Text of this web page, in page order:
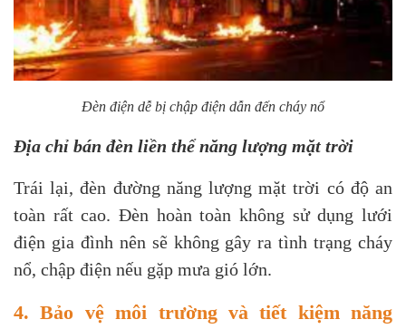
Đèn điện dễ bị chập điện dẫn đến cháy nổ
Địa chỉ bán đèn liền thể năng lượng mặt trời
Trái lại, đèn đường năng lượng mặt trời có độ an
toàn rất cao. Đèn hoàn toàn không sử dụng lưới
điện gia đình nên sẽ không gây ra tình trạng cháy
nổ, chập điện nếu gặp mưa gió lớn.
4. Bảo vệ môi trường và tiết kiệm năng